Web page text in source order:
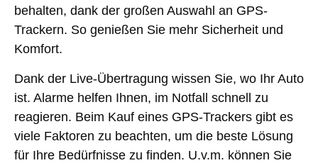
behalten, dank der großen Auswahl an GPS-
Trackern. So genießen Sie mehr Sicherheit und
Komfort.
Dank der Live-Übertragung wissen Sie, wo Ihr Auto
ist. Alarme helfen Ihnen, im Notfall schnell zu
reagieren. Beim Kauf eines GPS-Trackers gibt es
viele Faktoren zu beachten, um die beste Lösung
für Ihre Bedürfnisse zu finden. U.v.m. können Sie